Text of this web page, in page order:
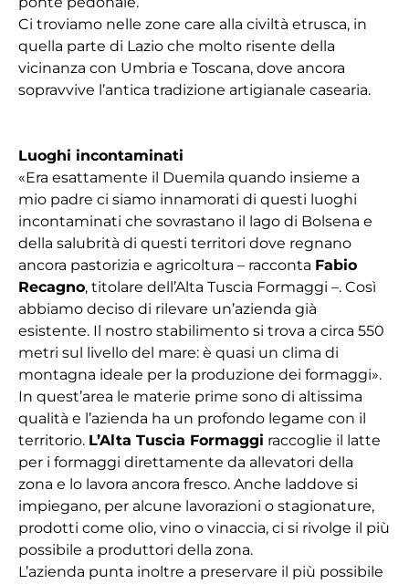
Ci troviamo nelle zone care alla civiltà etrusca, in
quella parte di Lazio che molto risente della
vicinanza con Umbria e Toscana, dove ancora
sopravvive l’antica tradizione artigianale casearia.
Luoghi incontaminati
«Era esattamente il Duemila quando insieme a
mio padre ci siamo innamorati di questi luoghi
incontaminati che sovrastano il lago di Bolsena e
della salubrità di questi territori dove regnano
ancora pastorizia e agricoltura – racconta Fabio
Recagno, titolare dell’Alta Tuscia Formaggi –. Così
abbiamo deciso di rilevare un’azienda già
esistente. Il nostro stabilimento si trova a circa 550
metri sul livello del mare: è quasi un clima di
montagna ideale per la produzione dei formaggi».
In quest’area le materie prime sono di altissima
qualità e l’azienda ha un profondo legame con il
territorio. L’Alta Tuscia Formaggi raccoglie il latte
per i formaggi direttamente da allevatori della
zona e lo lavora ancora fresco. Anche laddove si
impiegano, per alcune lavorazioni o stagionature,
prodotti come olio, vino o vinaccia, ci si rivolge il più
possibile a produttori della zona.
L’azienda punta inoltre a preservare il più possibile